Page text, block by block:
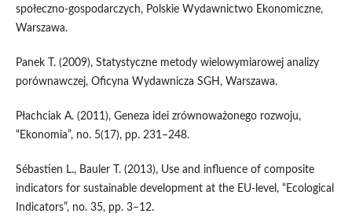
społeczno‑gospodarczych, Polskie Wydawnictwo Ekonomiczne,
Warszawa.
Panek T. (2009), Statystyczne metody wielowymiarowej analizy
porównawczej, Oficyna Wydawnicza SGH, Warszawa.
Płachciak A. (2011), Geneza idei zrównoważonego rozwoju,
“Ekonomia”, no. 5(17), pp. 231–248.
Sébastien L., Bauler T. (2013), Use and influence of composite
indicators for sustainable development at the EU‑level, “Ecological
Indicators”, no. 35, pp. 3–12.